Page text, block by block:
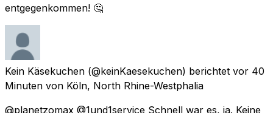
entgegenkommen! 🤔
Kein Käsekuchen (@keinKaesekuchen) berichtet vor 40
Minuten von Köln, North Rhine-Westphalia
@planetzomax @1und1service Schnell war es, ja. Keine